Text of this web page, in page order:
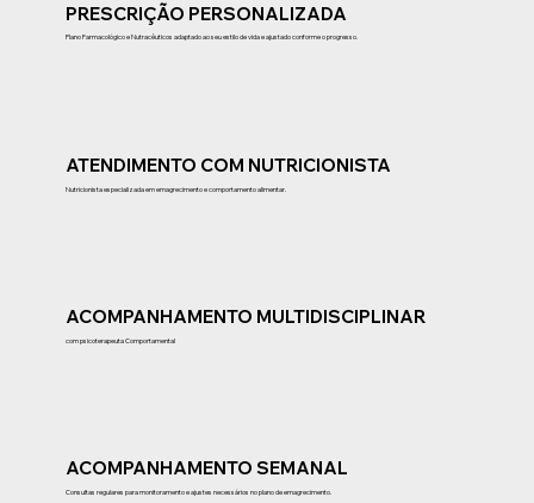
PRESCRIÇÃO PERSONALIZADA
Plano Farmacológico e Nutracêuticos adaptado ao seu estilo de vida e ajustado conforme o progresso.
ATENDIMENTO COM NUTRICIONISTA
Nutricionista especializada em emagrecimento e comportamento alimentar.
ACOMPANHAMENTO MULTIDISCIPLINAR
com psicoterapeuta Comportamental
ACOMPANHAMENTO SEMANAL
Consultas regulares para monitoramento e ajustes necessários no plano de emagrecimento.